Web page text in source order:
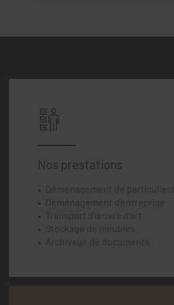
Nos prestations
Déménagement de particuliers
Déménagement d’entreprise
Transport d’œuvre d’art
Stockage de meubles
Archivage de documents